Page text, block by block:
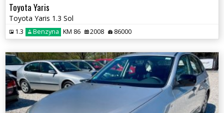
Toyota Yaris
Toyota Yaris 1.3 Sol
1.3 Benzyna KM 86 2008 86000